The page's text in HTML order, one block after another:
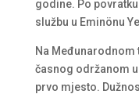
godine. Po
službu u Eminönu
Na Međunarodnom
časnog održanom
prvo mjesto.